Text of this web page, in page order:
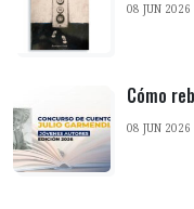
08 JUN 2026
Cómo
08 JUN 2026